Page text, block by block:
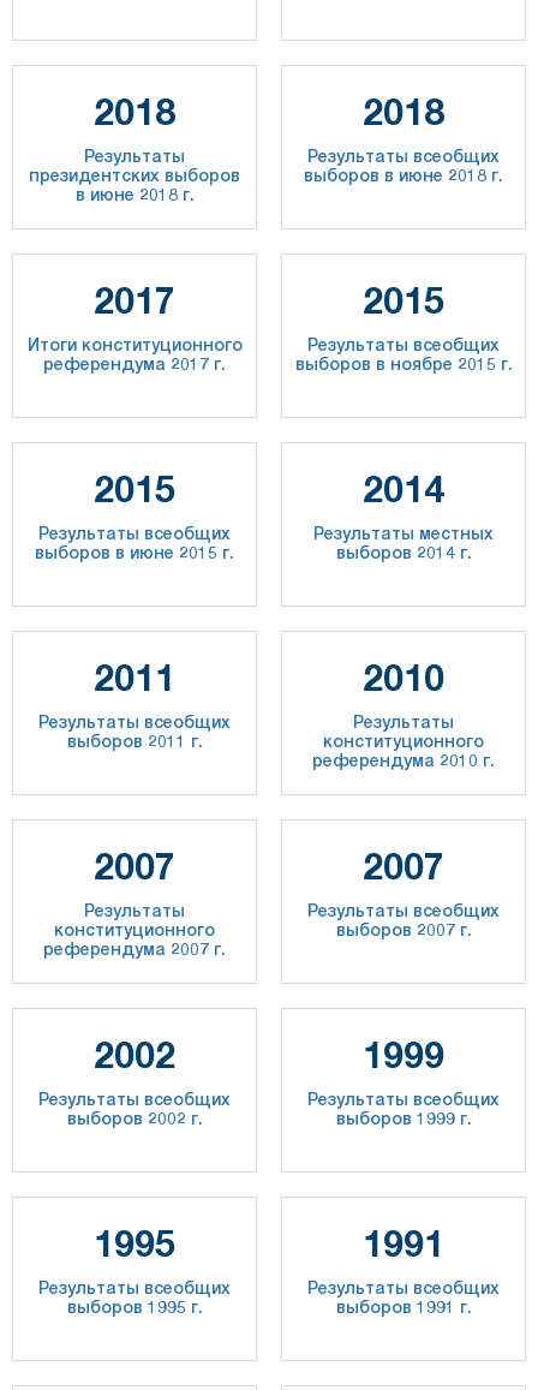
2018
Результаты
президентских выборов
в июне 2018 г.
2018
Результаты всеобщих
выборов в июне 2018 г.
2017
Итоги конституционного
референдума 2017 г.
2015
Результаты всеобщих
выборов в ноябре 2015 г.
2015
Результаты всеобщих
выборов в июне 2015 г.
2014
Результаты местных
выборов 2014 г.
2011
Результаты всеобщих
выборов 2011 г.
2010
Результаты
конституционного
референдума 2010 г.
2007
Результаты
конституционного
референдума 2007 г.
2007
Результаты всеобщих
выборов 2007 г.
2002
Результаты всеобщих
выборов 2002 г.
1999
Результаты всеобщих
выборов 1999 г.
1995
Результаты всеобщих
выборов 1995 г.
1991
Результаты всеобщих
выборов 1991 г.